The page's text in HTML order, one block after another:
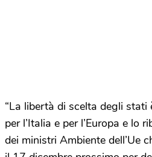
“La libertà di scelta degli stati
per l’Italia e per l’Europa e lo
dei ministri Ambiente dell’Ue